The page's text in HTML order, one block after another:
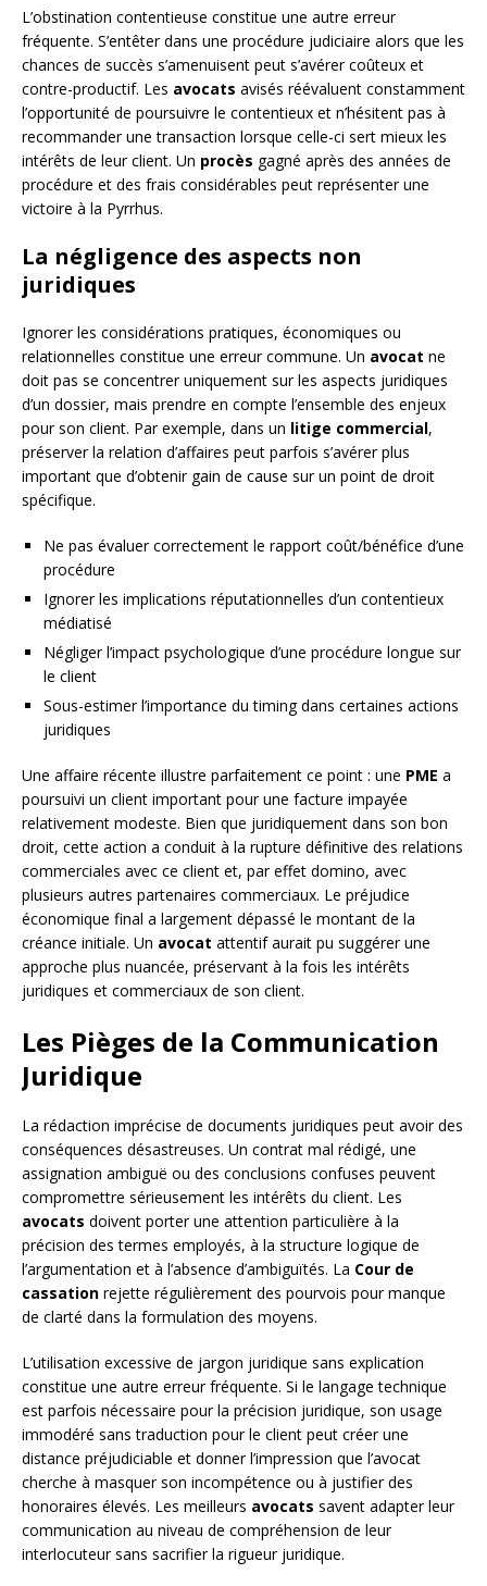
L’obstination contentieuse constitue une autre erreur
fréquente. S’entêter dans une procédure judiciaire alors que les
chances de succès s’amenuisent peut s’avérer coûteux et
contre-productif. Les avocats avisés réévaluent constamment
l’opportunité de poursuivre le contentieux et n’hésitent pas à
recommander une transaction lorsque celle-ci sert mieux les
intérêts de leur client. Un procès gagné après des années de
procédure et des frais considérables peut représenter une
victoire à la Pyrrhus.
La négligence des aspects non
juridiques
Ignorer les considérations pratiques, économiques ou
relationnelles constitue une erreur commune. Un avocat ne
doit pas se concentrer uniquement sur les aspects juridiques
d’un dossier, mais prendre en compte l’ensemble des enjeux
pour son client. Par exemple, dans un litige commercial,
préserver la relation d’affaires peut parfois s’avérer plus
important que d’obtenir gain de cause sur un point de droit
spécifique.
Ne pas évaluer correctement le rapport coût/bénéfice d’une
procédure
Ignorer les implications réputationnelles d’un contentieux
médiatisé
Négliger l’impact psychologique d’une procédure longue sur
le client
Sous-estimer l’importance du timing dans certaines actions
juridiques
Une affaire récente illustre parfaitement ce point : une PME a
poursuivi un client important pour une facture impayée
relativement modeste. Bien que juridiquement dans son bon
droit, cette action a conduit à la rupture définitive des relations
commerciales avec ce client et, par effet domino, avec
plusieurs autres partenaires commerciaux. Le préjudice
économique final a largement dépassé le montant de la
créance initiale. Un avocat attentif aurait pu suggérer une
approche plus nuancée, préservant à la fois les intérêts
juridiques et commerciaux de son client.
Les Pièges de la Communication
Juridique
La rédaction imprécise de documents juridiques peut avoir des
conséquences désastreuses. Un contrat mal rédigé, une
assignation ambiguë ou des conclusions confuses peuvent
compromettre sérieusement les intérêts du client. Les
avocats doivent porter une attention particulière à la
précision des termes employés, à la structure logique de
l’argumentation et à l’absence d’ambiguïtés. La Cour de
cassation rejette régulièrement des pourvois pour manque
de clarté dans la formulation des moyens.
L’utilisation excessive de jargon juridique sans explication
constitue une autre erreur fréquente. Si le langage technique
est parfois nécessaire pour la précision juridique, son usage
immodéré sans traduction pour le client peut créer une
distance préjudiciable et donner l’impression que l’avocat
cherche à masquer son incompétence ou à justifier des
honoraires élevés. Les meilleurs avocats savent adapter leur
communication au niveau de compréhension de leur
interlocuteur sans sacrifier la rigueur juridique.